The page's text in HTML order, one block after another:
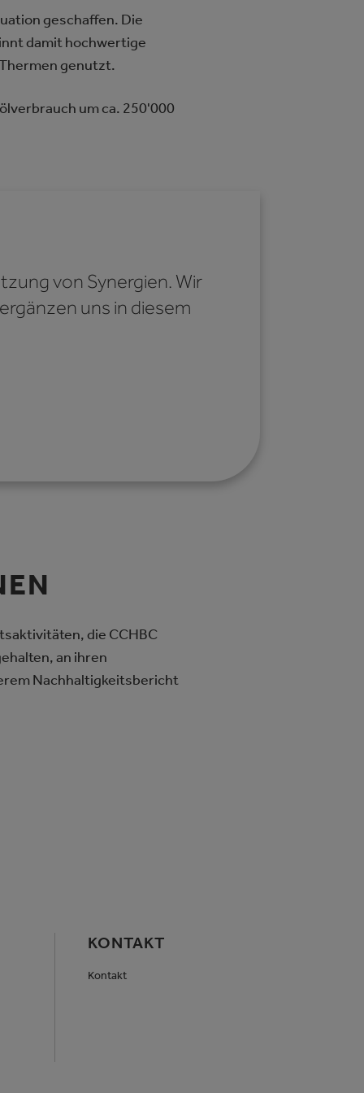
geschaffen. Die
damit hochwertige
genutzt.
um ca. 250'000
von Synergien. Wir
uns in diesem
die CCHBC
an ihren
Nachhaltigkeitsbericht
KONTAKT
Kontakt